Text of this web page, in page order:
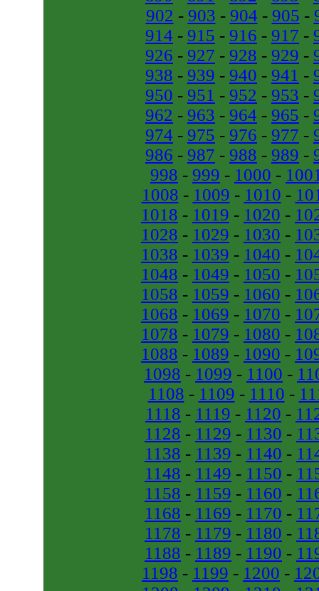
902 - 903 - 904 - 905 -
914 - 915 - 916 - 917 -
926 - 927 - 928 - 929 -
938 - 939 - 940 - 941 -
950 - 951 - 952 - 953 -
962 - 963 - 964 - 965 -
974 - 975 - 976 - 977 -
986 - 987 - 988 - 989 -
998 - 999 - 1000 -
1008 - 1009 - 1010 -
1018 - 1019 - 1020 -
1028 - 1029 - 1030 -
1038 - 1039 - 1040 -
1048 - 1049 - 1050 -
1058 - 1059 - 1060 -
1068 - 1069 - 1070 -
1078 - 1079 - 1080 -
1088 - 1089 - 1090 -
1098 - 1099 - 1100 -
1108 - 1109 - 1110 -
1118 - 1119 - 1120 -
1128 - 1129 - 1130 -
1138 - 1139 - 1140 -
1148 - 1149 - 1150 -
1158 - 1159 - 1160 -
1168 - 1169 - 1170 -
1178 - 1179 - 1180 -
1188 - 1189 - 1190 -
1198 - 1199 - 1200 -